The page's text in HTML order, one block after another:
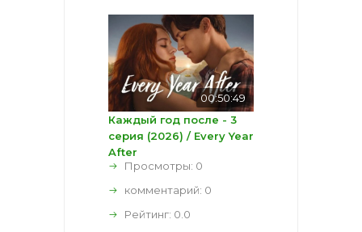
00:50:49
Каждый год после - 3
серия (2026) / Every Year
After
Просмотры: 0
комментарий: 0
Рейтинг: 0.0